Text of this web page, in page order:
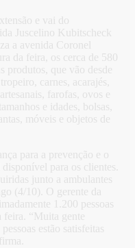
e vai do
Juscelino Kubitscheck
a avenida Coronel
da feira, os cerca de 580
produtos, que vão desde
carnes, acarajés,
farofas, ovos e
e idades, bolsas,
móveis e objetos de
para a prevenção e o
para os clientes.
junto a ambulantes
(4/10). O gerente da
1.200 pessoas
feira. “Muita gente
estão satisfeitas